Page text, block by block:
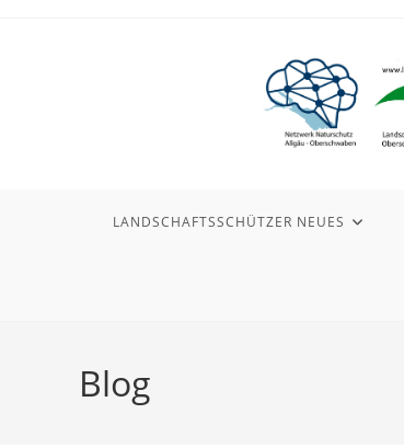
LANDSCHAFTSSCHÜTZER NEUES
Blog